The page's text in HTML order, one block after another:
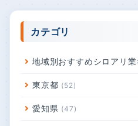
カテゴリ
地域別おすすめシロアリ業
東京都 52
愛知県 47